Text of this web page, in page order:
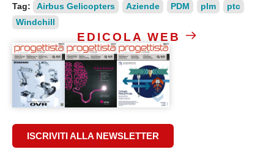
Tag: Airbus Gelicopters Aziende PDM plm
ptc
Windchill
EDICOLA WEB
ISCRIVITI ALLA NEWSLETTER